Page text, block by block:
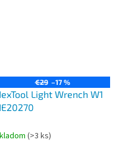
€29 –17 %
Light Wrench W1
(>3 ks)